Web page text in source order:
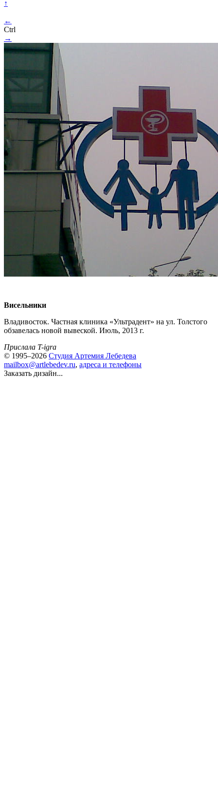
↑
←
Ctrl
→
Висельники
Владивосток. Частная клиника «Ультрадент» на ул. Толстого
обзавелась новой вывеской. Июль, 2013 г.
Прислала T-igra
© 1995–2026 Студия Артемия Лебедева
mailbox@artlebedev.ru, адреса и телефоны
Заказать дизайн...